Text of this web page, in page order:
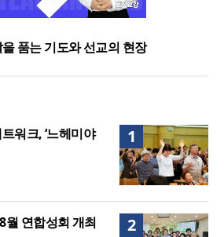
부르는 정책을 중단하라”
원·재활 확충 과제
품는 기도와 선교의 현장
부르는 정책을 중단하라”
인프라 부족… 정신질환 평생유병률
·재활 확충 과제
1
워크, ‘느헤미야
2
월 연합성회 개최